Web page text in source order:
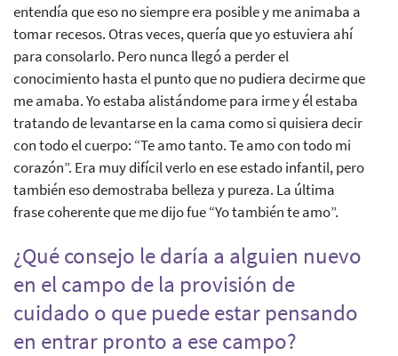
entendía que eso no siempre era posible y me animaba a
tomar recesos. Otras veces, quería que yo estuviera ahí
para consolarlo. Pero nunca llegó a perder el
conocimiento hasta el punto que no pudiera decirme que
me amaba. Yo estaba alistándome para irme y él estaba
tratando de levantarse en la cama como si quisiera decir
con todo el cuerpo: “Te amo tanto. Te amo con todo mi
corazón”. Era muy difícil verlo en ese estado infantil, pero
también eso demostraba belleza y pureza. La última
frase coherente que me dijo fue “Yo también te amo”.
¿Qué consejo le daría a alguien nuevo
en el campo de la provisión de
cuidado o que puede estar pensando
en entrar pronto a ese campo?